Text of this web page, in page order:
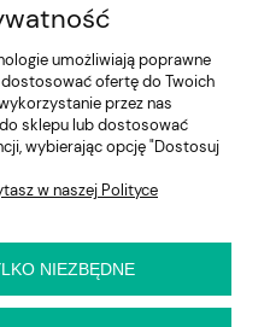
Prosimy o wcześniejszy
umożliwiają poprawne
ofertę do Twoich
przez nas
sklepu lub dostosować
wybierając opcję "Dostosuj
w naszej Polityce
NIEZBĘDNE